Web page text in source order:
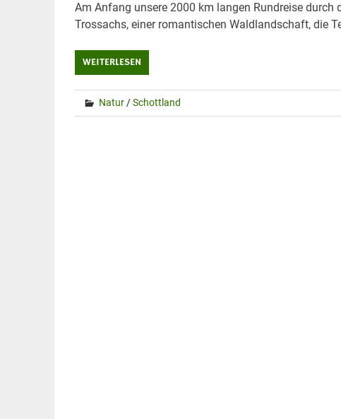
Am Anfang unsere 2000 km langen Rundreise
Trossachs, einer romantischen Waldlandschaft, die
WEITERLESEN
Natur/Schottland